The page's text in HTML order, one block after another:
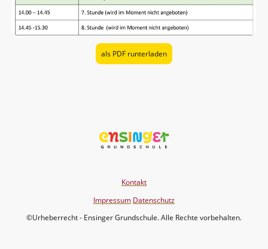
als PDF runterladen
Kontakt
Impressum Datenschutz
©Urheberrecht - Ensinger Grundschule. Alle Rechte vorbehalten.